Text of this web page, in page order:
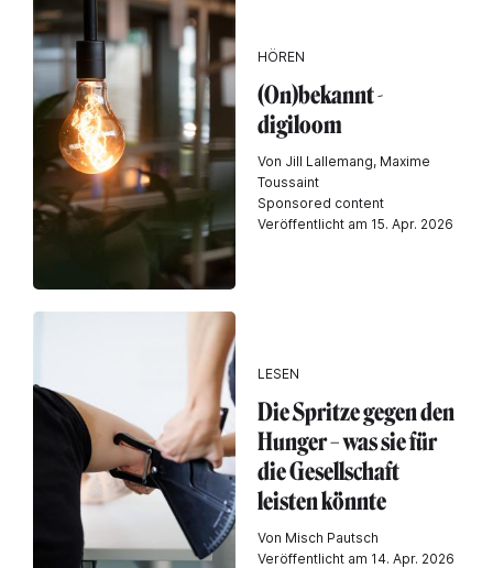
HÖREN
(On)bekannt -
digiloom
Von Jill Lallemang, Maxime
Toussaint
Sponsored content
Veröffentlicht am 15. Apr. 2026
LESEN
Die Spritze gegen den
Hunger – was sie für
die Gesellschaft
leisten könnte
Von Misch Pautsch
Veröffentlicht am 14. Apr. 2026